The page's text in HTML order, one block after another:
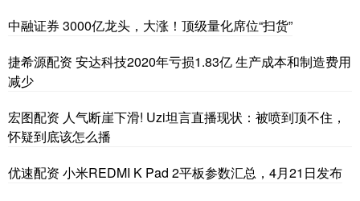
中融证券 3000亿龙头，大涨！顶级量化席位“扫货”
捷希源配资 安达科技2020年亏损1.83亿 生产成本和制造费用
减少
宏图配资 人气断崖下滑! Uzi坦言直播现状：被喷到顶不住，
怀疑到底该怎么播
优速配资 小米REDMI K Pad 2平板参数汇总，4月21日发布